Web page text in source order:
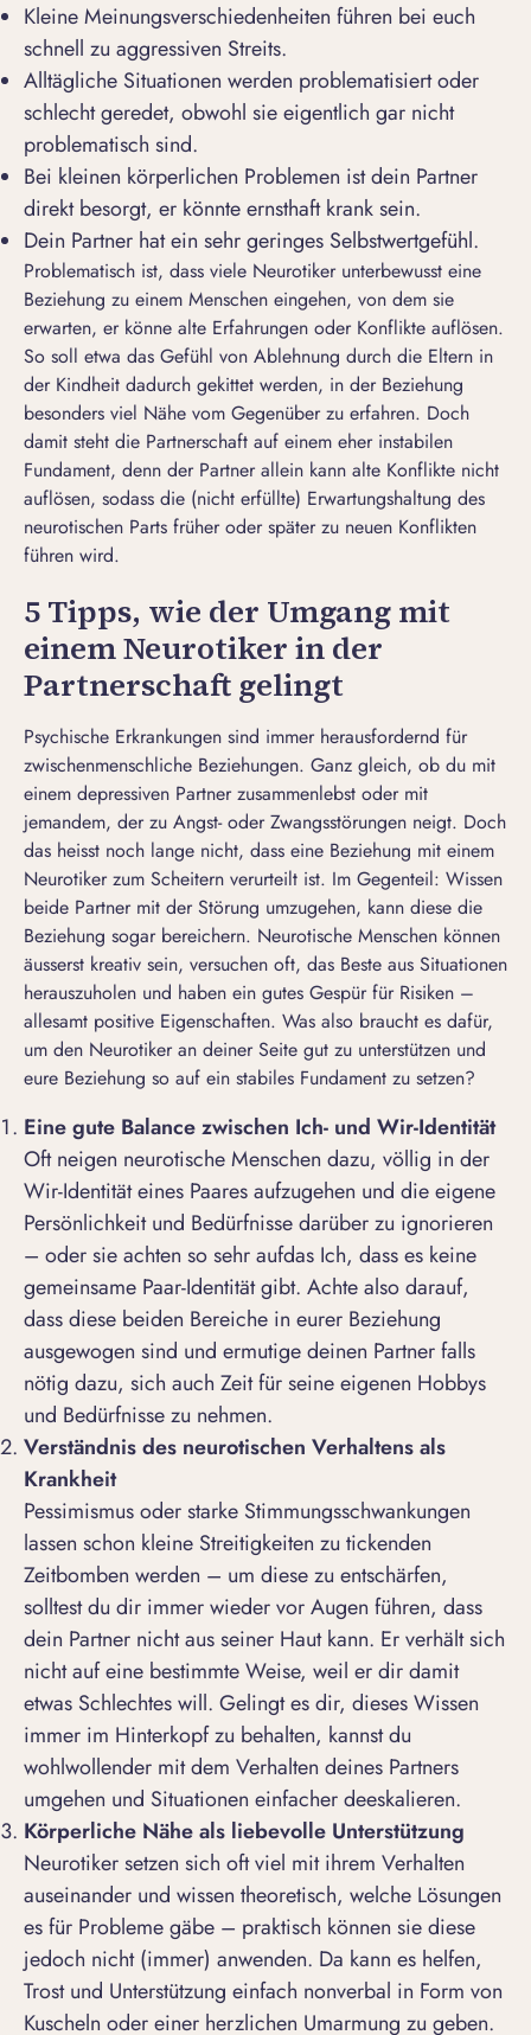
Kleine Meinungsverschiedenheiten führen bei euch
schnell zu aggressiven Streits.
Alltägliche Situationen werden problematisiert oder
schlecht geredet, obwohl sie eigentlich gar nicht
problematisch sind.
Bei kleinen körperlichen Problemen ist dein Partner
direkt besorgt, er könnte ernsthaft krank sein.
Dein Partner hat ein sehr geringes Selbstwertgefühl.
Problematisch ist, dass viele Neurotiker unterbewusst eine
Beziehung zu einem Menschen eingehen, von dem sie
erwarten, er könne alte Erfahrungen oder Konflikte auflösen.
So soll etwa das Gefühl von Ablehnung durch die Eltern in
der Kindheit dadurch gekittet werden, in der Beziehung
besonders viel Nähe vom Gegenüber zu erfahren. Doch
damit steht die Partnerschaft auf einem eher instabilen
Fundament, denn der Partner allein kann alte Konflikte nicht
auflösen, sodass die (nicht erfüllte) Erwartungshaltung des
neurotischen Parts früher oder später zu neuen Konflikten
führen wird.
5 Tipps, wie der Umgang mit
einem Neurotiker in der
Partnerschaft gelingt
Psychische Erkrankungen sind immer herausfordernd für
zwischenmenschliche Beziehungen. Ganz gleich, ob du mit
einem depressiven Partnerzusammenlebst oder mit
jemandem, der zu Angst- oder Zwangsstörungen neigt. Doch
das heisst noch lange nicht, dass eine Beziehung mit einem
Neurotiker zum Scheitern verurteilt ist. Im Gegenteil: Wissen
beide Partner mit der Störung umzugehen, kann diese die
Beziehung sogar bereichern. Neurotische Menschen können
äusserst kreativ sein, versuchen oft, das Beste aus Situationen
herauszuholen und haben ein gutes Gespür für Risiken –
allesamt positive Eigenschaften. Was also braucht es dafür,
um den Neurotiker an deiner Seite gut zu unterstützen und
eure Beziehung so auf ein stabiles Fundament zu setzen?
Eine gute Balance zwischen Ich- und Wir-Identität
Oft neigen neurotische Menschen dazu, völlig in der
Wir-Identität eines Paares aufzugehen und die eigene
Persönlichkeit und Bedürfnisse darüber zu ignorieren
– oder sie achten so sehr aufdas Ich, dass es keine
gemeinsame Paar-Identität gibt. Achte also darauf,
dass diese beiden Bereiche in eurer Beziehung
ausgewogen sind und ermutige deinen Partner falls
nötig dazu, sich auch Zeit für seine eigenen Hobbys
und Bedürfnisse zu nehmen.
Verständnis des neurotischen Verhaltens als
Krankheit
Pessimismus oder starke Stimmungsschwankungen
lassen schon kleine Streitigkeiten zu tickenden
Zeitbomben werden – um diese zu entschärfen,
solltest du dir immer wieder vor Augen führen, dass
dein Partner nicht aus seiner Haut kann. Er verhält sich
nicht auf eine bestimmte Weise, weil er dir damit
etwas Schlechtes will. Gelingt es dir, dieses Wissen
immer im Hinterkopf zu behalten, kannst du
wohlwollender mit dem Verhalten deines Partners
umgehen und Situationen einfacher deeskalieren.
Körperliche Nähe als liebevolle Unterstützung
Neurotiker setzen sich oft viel mit ihrem Verhalten
auseinander und wissen theoretisch, welche Lösungen
es für Probleme gäbe – praktisch können sie diese
jedoch nicht (immer) anwenden. Da kann es helfen,
Trost und Unterstützung einfach nonverbal in Form von
Kuscheln oder einer herzlichen Umarmung zu geben.